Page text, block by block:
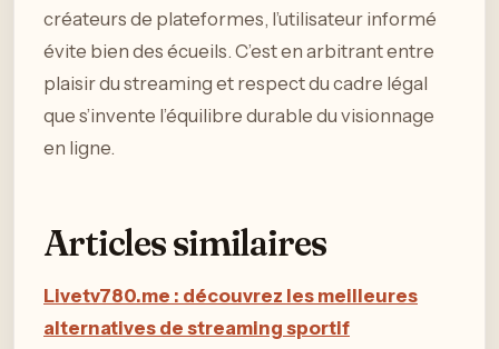
créateurs de plateformes, l’utilisateur informé
évite bien des écueils. C’est en arbitrant entre
plaisir du streaming et respect du cadre légal
que s’invente l’équilibre durable du visionnage
en ligne.
Articles similaires
Livetv780.me : découvrez les meilleures
alternatives de streaming sportif